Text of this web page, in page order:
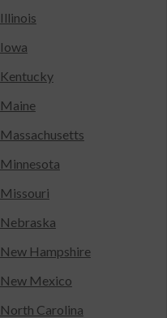
Illinois
Iowa
Kentucky
Maine
Massachusetts
Minnesota
Missouri
Nebraska
New Hampshire
New Mexico
North Carolina